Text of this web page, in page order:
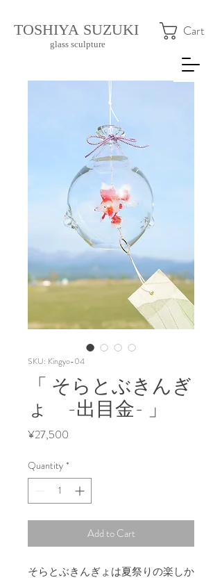
Cart
​TOSHIYA SUZUKI
glass sculpture
SKU: Kingyo-04
「 そらとぶきんぎ
ょ -出目金- 」
¥27,500
Quantity *
Add to Cart
そらとぶきんぎょは夏祭りの楽しか